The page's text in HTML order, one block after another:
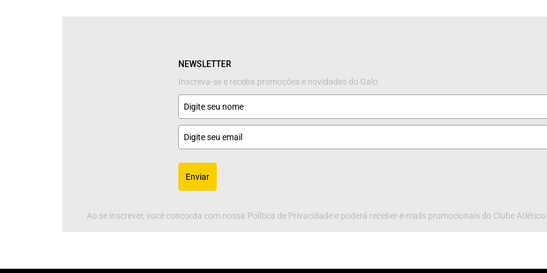
NEWSLETTER
Inscreva-se e receba promoções e novidades do Galo
Enviar
Ao se inscrever, você concorda com nossa Política de Privacidade e poderá receber e-mails promocionais do Clube Atlético